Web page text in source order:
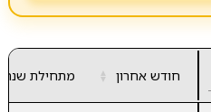
חודש אחרון ▲
▼ מתחילת שנה